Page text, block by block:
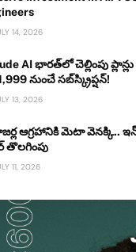
14, 2026
AI భారత్‌లో చెల్లింపు
నుంచే సబ్‌స్క్రిప్షన్!
13, 2026
ఆగ్రహానికి మెటా వెనక్కి..
తొలగింపు
11, 2026